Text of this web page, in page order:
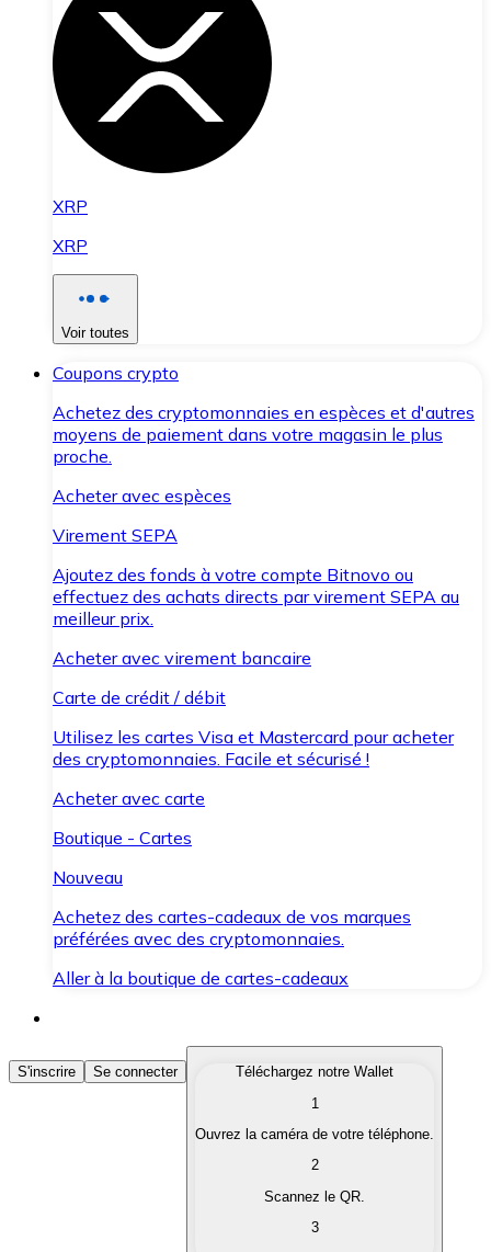
XRP
XRP
Voir toutes
Coupons crypto
Achetez des cryptomonnaies en espèces et d'autres
moyens de paiement dans votre magasin le plus
proche.
Acheter avec espèces
Virement SEPA
Ajoutez des fonds à votre compte Bitnovo ou
effectuez des achats directs par virement SEPA au
meilleur prix.
Acheter avec virement bancaire
Carte de crédit / débit
Utilisez les cartes Visa et Mastercard pour acheter
des cryptomonnaies. Facile et sécurisé !
Acheter avec carte
Boutique - Cartes
Nouveau
Achetez des cartes-cadeaux de vos marques
préférées avec des cryptomonnaies.
Aller à la boutique de cartes-cadeaux
Acheter des Cryptomonnaies
Achetez les cryptomonnaies qui vous intéressent
Convertissez vos cryptomonnaies en monnaie
S'inscrire Se connecter
Téléchargez notre Wallet
1
Ouvrez la caméra de votre téléphone.
2
Scannez le QR.
3